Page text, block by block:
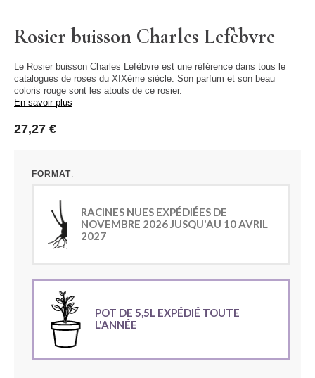
Rosier buisson Charles Lefèbvre
Le Rosier buisson Charles Lefèbvre est une référence dans tous le
catalogues de roses du XIXème siècle. Son parfum et son beau
coloris rouge sont les atouts de ce rosier.
En savoir plus
27,27 €
FORMAT
RACINES NUES EXPÉDIÉES DE
NOVEMBRE 2026 JUSQU'AU 10 AVRIL
2027
POT DE 5,5L EXPÉDIÉ TOUTE
L'ANNÉE